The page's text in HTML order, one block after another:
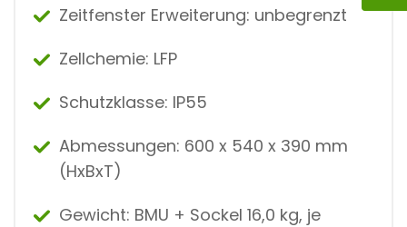
Zeitfenster Erweiterung: unbegrenzt
Zellchemie: LFP
Schutzklasse: IP55
Abmessungen: 600 x 540 x 390 mm
(HxBxT)
Gewicht: BMU + Sockel 16,0 kg, je